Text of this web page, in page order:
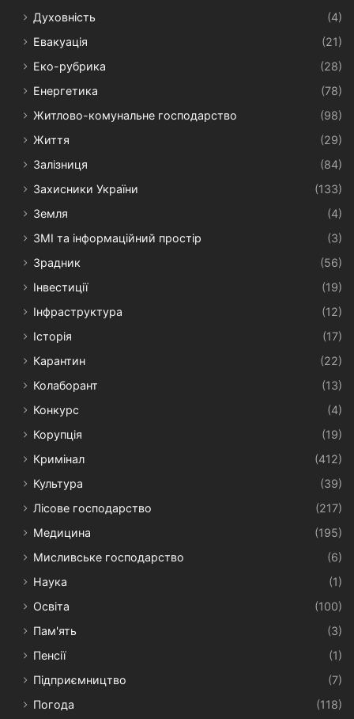
Духовність
(4)
Евакуація
(21)
Еко-рубрика
(28)
Енергетика
(78)
Житлово-комунальне господарство
(98)
Життя
(29)
Залізниця
(84)
Захисники України
(133)
Земля
(4)
ЗМІ та інформаційний простір
(3)
Зрадник
(56)
Інвестиції
(19)
Інфраструктура
(12)
Історія
(17)
Карантин
(22)
Колаборант
(13)
Конкурс
(4)
Корупція
(19)
Кримінал
(412)
Культура
(39)
Лісове господарство
(217)
Медицина
(195)
Мисливське господарство
(6)
Наука
(1)
Освіта
(100)
Пам'ять
(3)
Пенсії
(1)
Підприємництво
(7)
Погода
(118)